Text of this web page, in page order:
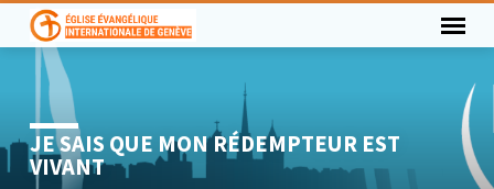
JE SAIS QUE MON RÉDEMPTEUR EST
VIVANT